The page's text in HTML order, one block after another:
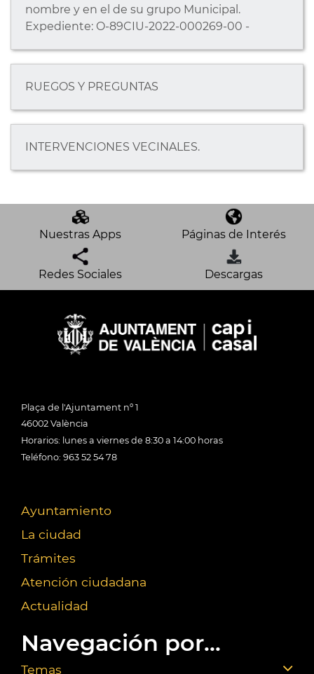
nombre y en el de su grupo Municipal.
Expediente: O-89CIU-2022-000269-00 -
RUEGOS Y PREGUNTAS
INTERVENCIONES VECINALES.
Nuestras Apps Páginas de Interés
Redes Sociales Descargas
Plaça de l'Ajuntament nº 1
46002 València
Horarios: lunes a viernes de 8:30 a 14:00 horas
Teléfono: 963 52 54 78
Ayuntamiento
La ciudad
Trámites
Atención ciudadana
Actualidad
Navegación por...
Temas